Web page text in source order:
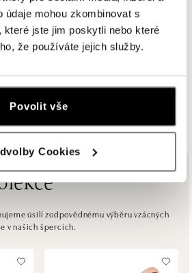
údaje mohou zkombinovat s
jste jim poskytli nebo které
že používáte jejich služby.
Povolit vše
Cookies
Praha 4 - Chodov
00 Praha 4 - Chodov
21:00
Bratislava
01 Bratislava
21:00
Bratislava
VŠECHNY BUTIKY
úsilí zodpovědnému výběru vzácných
v našich špercích.